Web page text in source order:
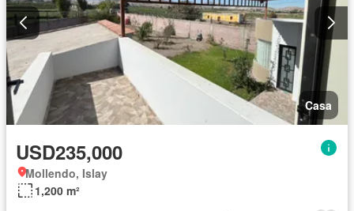
Casa
USD235,000
Mollendo, Islay
1,200 m²